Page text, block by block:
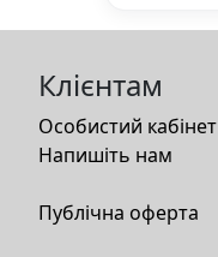
Клієнтам
Особистий кабінет
Напишіть нам
Публічна оферта